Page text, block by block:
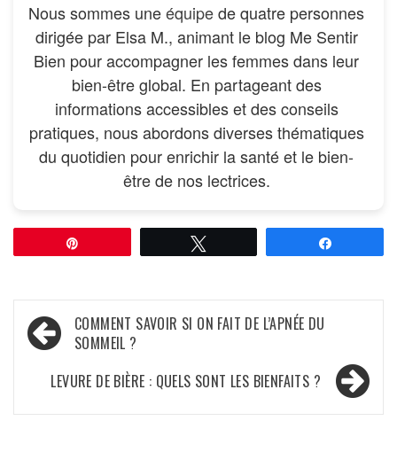
Nous sommes uneéquipede quatre personnes
dirigée par Elsa M., animant le blog Me Sentir
Bien pour accompagner les femmes dans leur
bien-être global. En partageant des
informations accessibles et des conseils
pratiques, nous abordons diverses thématiques
du quotidien pour enrichir la santé et le bien-
être de nos lectrices.
Navigation
de
l’article
COMMENT SAVOIR SI ON FAIT DE L’APNÉE DU
SOMMEIL ?
LEVURE DE BIÈRE : QUELS SONT LES BIENFAITS ?